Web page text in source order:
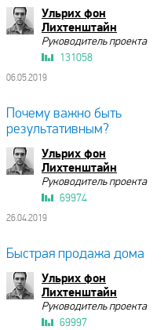
Ульрих фон
Лихтенштайн
Руководитель проекта
131058
06.05.2019
Почему важно быть
результативным?
Ульрих фон
Лихтенштайн
Руководитель проекта
69974
26.04.2019
Быстрая продажа дома
Ульрих фон
Лихтенштайн
Руководитель проекта
69997